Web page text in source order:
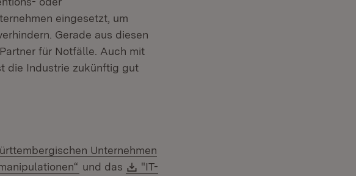
eingesetzt, um
Gerade aus diesen
für Notfälle. Auch mit
die Industrie zukünftig gut
Unternehmen
(Öffnet in neuem Fenster)
und das Download:
"IT-